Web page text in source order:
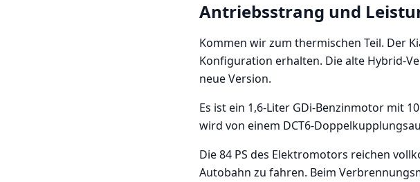
Antriebsstrang und
Kommen wir zum thermischen Teil. Der
Konfiguration erhalten. Die alte Hybrid-
neue Version.
Es ist ein 1,6-Liter GDi-Benzinmotor mit
wird von einem DCT6-
Die 84 PS des Elektromotors reichen
Autobahn zu fahren. Beim